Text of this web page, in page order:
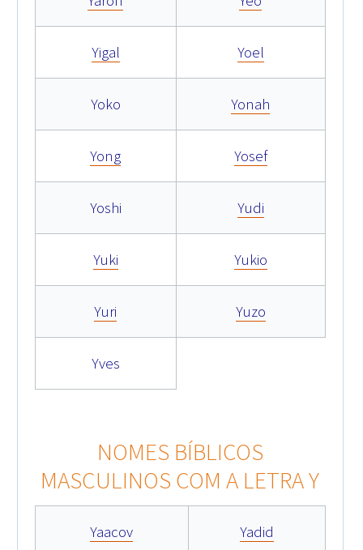
Yigal Yoel
Yoko Yonah
Yong Yosef
Yoshi Yudi
Yuki Yukio
Yuri Yuzo
Yves
NOMES BÍBLICOS
MASCULINOS COM A LETRA Y
Yaacov Yadid